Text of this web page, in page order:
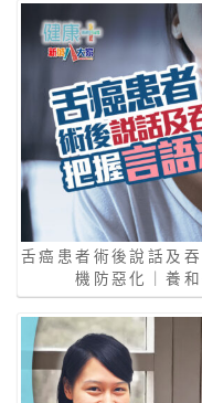
舌癌患者術後說話及
機防惡化｜養